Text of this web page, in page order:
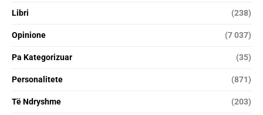
Libri (238)
Opinione (7 037)
Pa Kategorizuar (35)
Personalitete (871)
Të Ndryshme (203)